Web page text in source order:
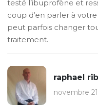
testé l’ibuprofène et
coup d’en parler à
peut parfois changer
traitement.
raphael
novembre